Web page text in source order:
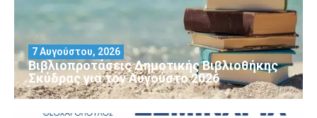
Βιβλιοπροτάσεις Δημοτικής Βιβλιοθήκης
Σκύδρας για τον Αύγούστο 2026
7 Αυγούστου, 2026